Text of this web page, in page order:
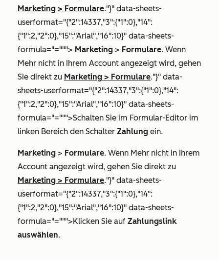
Marketing > Formulare."}" data-sheets-
userformat="{"2":14337,"3":{"1":0},"14":
{"1":2,"2":0},"15":"Arial","16":10}" data-sheets-
formula="="""> Marketing > Formulare. Wenn
Mehr nicht in Ihrem Account angezeigt wird, gehen
Sie direkt zu Marketing > Formulare."}" data-
sheets-userformat="{"2":14337,"3":{"1":0},"14":
{"1":2,"2":0},"15":"Arial","16":10}" data-sheets-
formula="=""">Schalten Sie im Formular-Editor im
linken Bereich den Schalter Zahlung ein.
Marketing > Formulare. Wenn Mehr nicht in Ihrem
Account angezeigt wird, gehen Sie direkt zu
Marketing > Formulare."}" data-sheets-
userformat="{"2":14337,"3":{"1":0},"14":
{"1":2,"2":0},"15":"Arial","16":10}" data-sheets-
formula="=""">Klicken Sie auf Zahlungslink
auswählen.